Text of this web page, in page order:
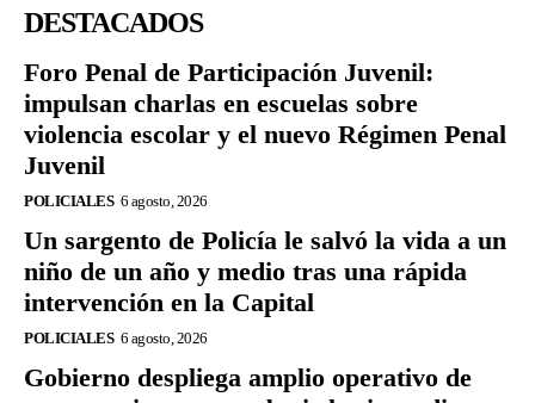
DESTACADOS
Foro Penal de Participación Juvenil:
impulsan charlas en escuelas sobre
violencia escolar y el nuevo Régimen Penal
Juvenil
POLICIALES 6 agosto, 2026
Un sargento de Policía le salvó la vida a un
niño de un año y medio tras una rápida
intervención en la Capital
POLICIALES 6 agosto, 2026
Gobierno despliega amplio operativo de